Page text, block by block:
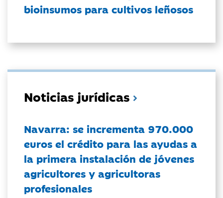
bioinsumos para cultivos leñosos
Noticias jurídicas
Navarra: se incrementa 970.000
euros el crédito para las ayudas a
la primera instalación de jóvenes
agricultores y agricultoras
profesionales